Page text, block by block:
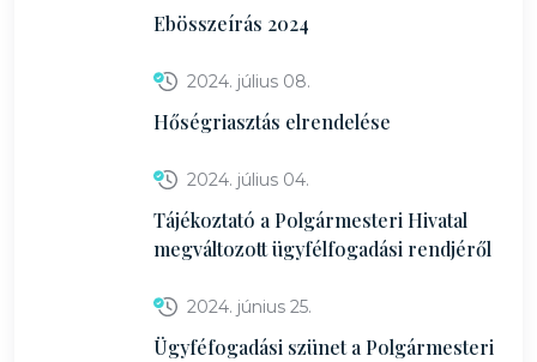
Ebösszeírás 2024
2024. július 08.
Hőségriasztás elrendelése
2024. július 04.
Tájékoztató a Polgármesteri Hivatal
megváltozott ügyfélfogadási rendjéről
2024. június 25.
Ügyféfogadási szünet a Polgármesteri